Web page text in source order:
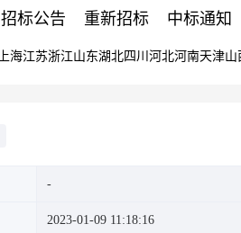
招标公告 重新招标 中标通知
上海江苏浙江山东湖北四川 河北河南天津山
2023-01-09 11:18:16